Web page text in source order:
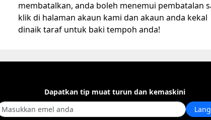
membatalkan, anda boleh menemui pembatalan
klik di halaman akaun kami dan akaun anda kekal
dinaik taraf untuk baki tempoh anda!
Dapatkan tip muat turun dan kemaskini